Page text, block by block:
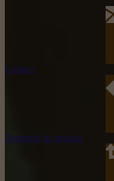
Contact
Demande de produit